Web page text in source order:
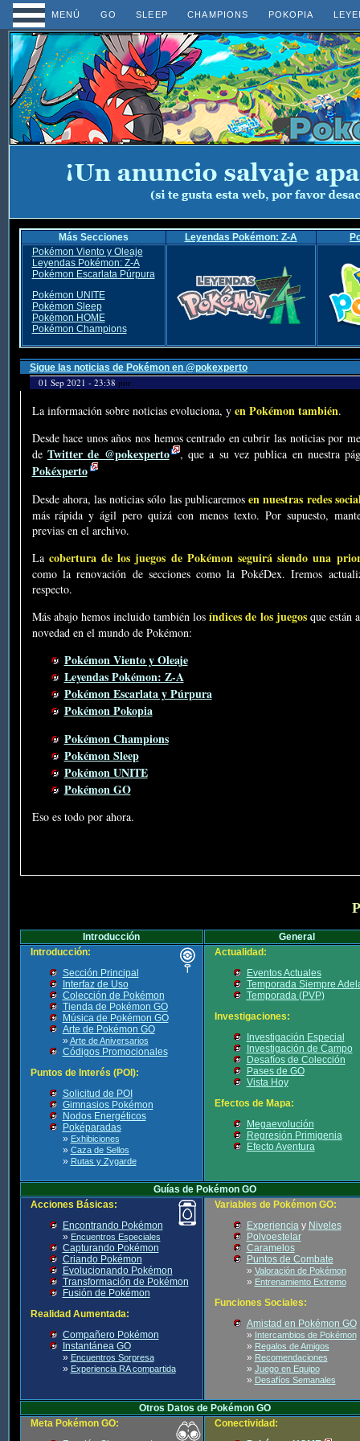
MENÚ GO SLEEP CHAMPIONS POKOPIA
Más Secciones Leyendas Pokémon: Z-A
Pokémon Viento y Oleaje
Leyendas Pokémon: Z-A
Pokémon Escarlata Púrpura
Pokémon UNITE
Pokémon Sleep
Pokémon HOME
Pokémon Champions
Sigue las noticias de Pokémon en @pokexperto
01 Sep 2021 - 23:38 por
La información sobre noticias evoluciona, y en Pokémon también.
Desde hace unos años nos hemos centrado en cubrir las noticias por
de Twitter de @pokexperto , que a su vez publica en nuestra
Pokéxperto
Desde ahora, las noticias sólo las publicaremosen nuestras redes
más rápida y ágil pero quizá con menos texto. Por supuesto,
previas en el archivo.
La cobertura de los juegos de Pokémon seguirá siendo una
como la renovación de secciones como la PokéDex. Iremos
respecto.
Más abajo hemos incluido también losíndices de los juegosque están
novedad en el mundo de Pokémon:
Pokémon Viento y Oleaje
Leyendas Pokémon: Z-A
Pokémon Escarlata y Púrpura
Pokémon Pokopia
Pokémon Champions
Pokémon Sleep
Pokémon UNITE
Pokémon GO
Eso es todo por ahora.
Introducción
General
Introducción:
Sección Principal
Interfaz de Uso
Colección de Pokémon
Tienda de Pokémon GO
Música de Pokémon GO
Arte de Pokémon GO
» Arte de Aniversarios
Códigos Promocionales
Puntos de Interés (POI):
Solicitud de POI
Gimnasios Pokémon
Nodos Energéticos
Poképaradas
» Exhibiciones
» Caza de Sellos
» Rutas y Zygarde
Actualidad:
Eventos Actuales
Temporada Siempre
Temporada (PVP)
Investigaciones:
Investigación Especial
Investigación de Campo
Desafíos de Colección
Pases de GO
Vista Hoy
Efectos de Mapa:
Megaevolución
Regresión Primigenia
Efecto Aventura
Guías de Pokémon GO
Acciones Básicas:
Encontrando Pokémon
» Encuentros Especiales
Capturando Pokémon
Criando Pokémon
Evolucionando Pokémon
Transformación de Pokémon
Fusión de Pokémon
Realidad Aumentada:
Compañero Pokémon
Instantánea GO
» Encuentros Sorpresa
» Experiencia RA compartida
Variables de Pokémon GO:
Experienciay Niveles
Polvoestelar
Caramelos
Puntos de Combate
» Valoración de Pokémon
» Entrenamiento Extremo
Funciones Sociales:
Amistad en Pokémon GO
» Intercambios de Pokémon
» Regalos de Amigos
» Recomendaciones
» Juego en Equipo
» Desafíos Semanales
Otros Datos de Pokémon GO
Meta Pokémon GO:
Conectividad: